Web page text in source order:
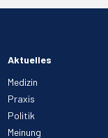
Aktuelles
Medizin
Praxis
Politik
Meinung